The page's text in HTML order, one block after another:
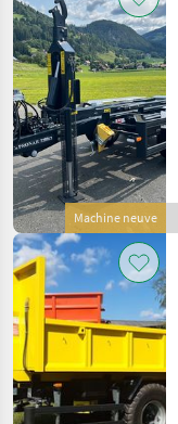
Machine neuve